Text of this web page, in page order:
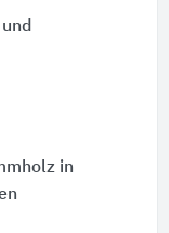
in